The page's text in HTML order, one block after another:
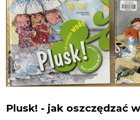
Plusk! - jak oszczędzać